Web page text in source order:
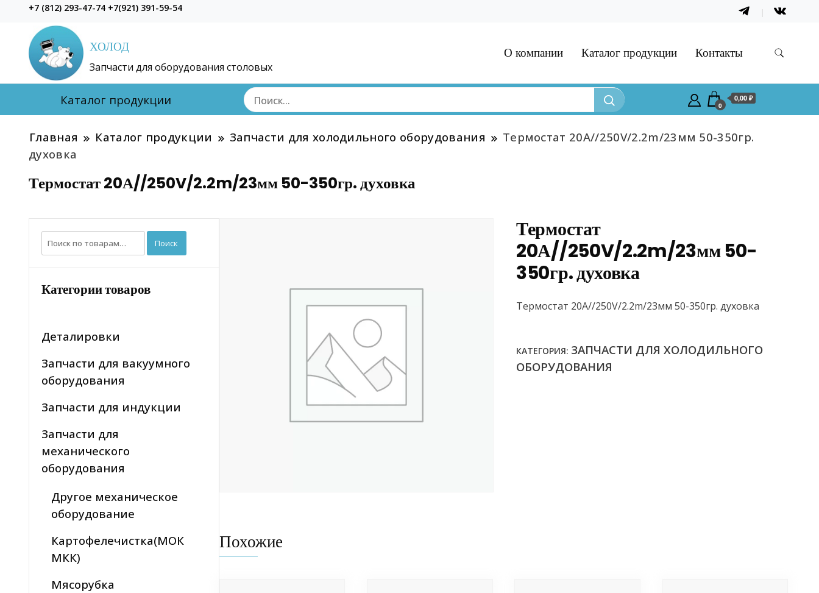
+7 (812) 293-47-74 +7(921) 391-59-54
ХОЛОД
Запчасти для оборудования столовых
О компании Каталог продукции Контакты
Каталог продукции 0
0,00 ₽
Главная Каталог продукции Запчасти для холодильного оборудования
Термостат 20А//250V/2.2m/23мм 50-350гр.
духовка
Термостат 20А//250V/2.2m/23мм 50-350гр. духовка
Термостат
20А//250V/2.2m/23мм 50-
350гр. духовка
Термостат 20А//250V/2.2m/23мм 50-350гр. духовка
КАТЕГОРИЯ: ЗАПЧАСТИ ДЛЯ ХОЛОДИЛЬНОГО
ОБОРУДОВАНИЯ
Похожие
Искать: Поиск
Категории товаров
Деталировки
Запчасти для вакуумного
оборудования
Запчасти для индукции
Запчасти для
механического
оборудования
Другое механическое
оборудование
Картофелечистка(МОК
МКК)
Мясорубка